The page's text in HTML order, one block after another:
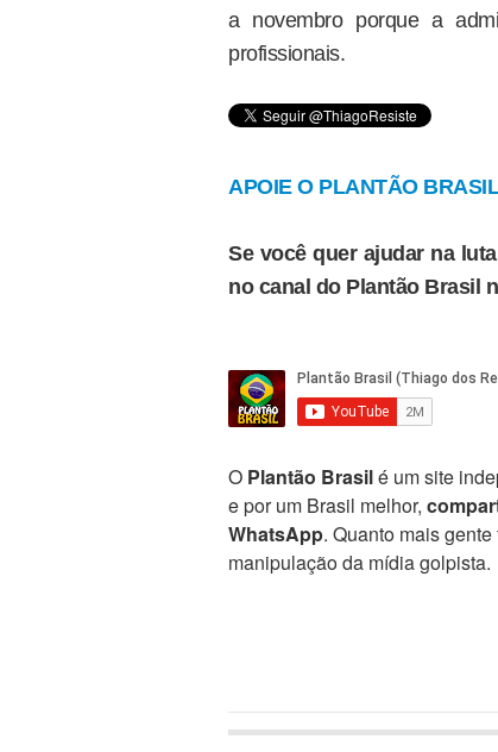
a novembro porque a
profissionais.
APOIE O PLANTÃO
Se você quer ajudar na
no canal do Plantão Brasil
O Plantão Brasilé um site
e por um Brasil melhor,
WhatsApp. Quanto mais
manipulação da mídia golpista.